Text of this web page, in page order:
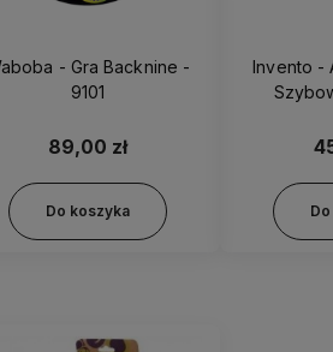
- Gra Backnine -
9101
89,00 zł
Do koszyka
Invento -